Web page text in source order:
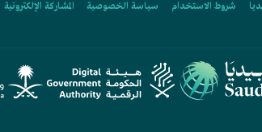
شروط الاستخدام سياسة الخصوصية المشاركة الإلكترونية